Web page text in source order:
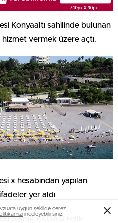
Konyaaltı sahilinde bulunan
hizmet vermek üzere açtı.
x hesabından yapılan
yer aldı
olarak EKDAĞ Halk
uygun şekilde çerez
inceleyebilirsiniz.